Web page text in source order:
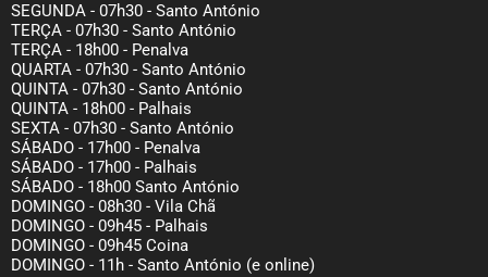
SEGUNDA - 07h30 - Santo António
TERÇA - 07h30 - Santo António
TERÇA - 18h00 - Penalva
QUARTA - 07h30 - Santo António
QUINTA - 07h30 - Santo António
QUINTA - 18h00 - Palhais
SEXTA - 07h30 - Santo António
SÁBADO - 17h00 - Penalva
SÁBADO - 17h00 - Palhais
SÁBADO - 18h00 Santo António
DOMINGO - 08h30 - Vila Chã
DOMINGO - 09h45 - Palhais
DOMINGO - 09h45 Coina
DOMINGO - 11h - Santo António (e online)